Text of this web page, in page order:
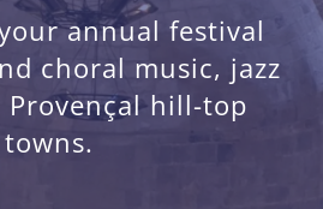
annual festival
choral music, jazz
Provençal hill-top
towns.